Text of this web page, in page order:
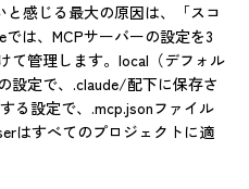
と感じる最大の原因は、「スコ
は、MCPサーバーの設定を3
て管理します。local（デフォル
設定で、.claude/配下に保存さ
る設定で、.mcp.jsonファイル
はすべてのプロジェクトに適